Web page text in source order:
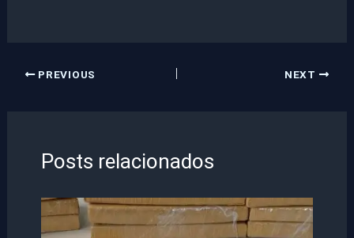
PREVIOUS NEXT
Posts relacionados